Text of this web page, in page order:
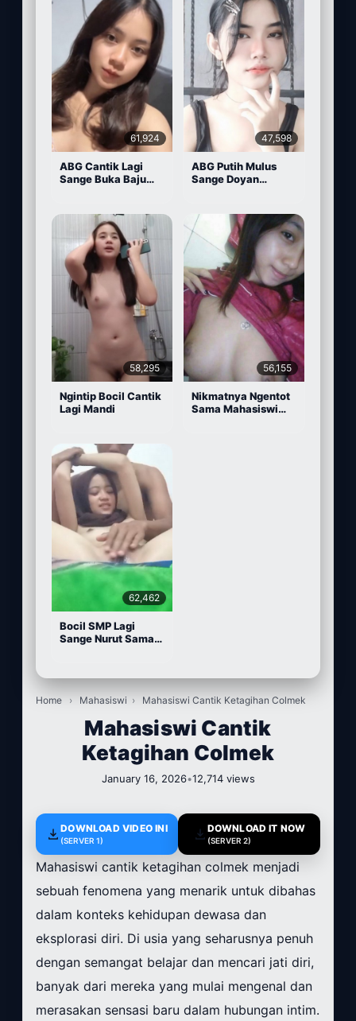
61,924
ABG Cantik Lagi
Sange Buka Baju
47,598
ABG Putih Mulus
Sange Doyan
58,295
Ngintip Bocil Cantik
Lagi Mandi
56,155
Nikmatnya Ngentot
Sama Mahasiswi
62,462
Bocil SMP Lagi
Sange Nurut Sama
Home › Mahasiswi › Mahasiswi Cantik Ketagihan Colmek
Mahasiswi Cantik
Ketagihan Colmek
January 16, 2026•12,714 views
DOWNLOAD VIDEO INI
(SERVER 1)
DOWNLOAD IT NOW
(SERVER 2)
Mahasiswi cantik ketagihan colmek menjadi
sebuah fenomena yang menarik untuk dibahas
dalam konteks kehidupan dewasa dan
eksplorasi diri. Di usia yang seharusnya penuh
dengan semangat belajar dan mencari jati diri,
banyak dari mereka yang mulai mengenal dan
merasakan sensasi baru dalam hubungan intim.